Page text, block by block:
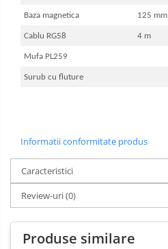
Baza magnetica 125 mm
Cablu RG58 4 m
Mufa PL259
Surub cu fluture
Informatii conformitate produs
Caracteristici
Review-uri(0)
Produse similare